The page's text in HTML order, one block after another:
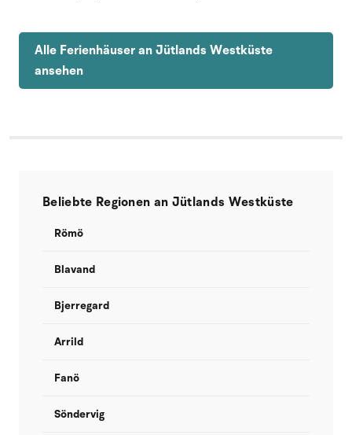
Alle Ferienhäuser an Jütlands Westküste
ansehen
Beliebte Regionen an Jütlands Westküste
Römö
Blavand
Bjerregard
Arrild
Fanö
Söndervig